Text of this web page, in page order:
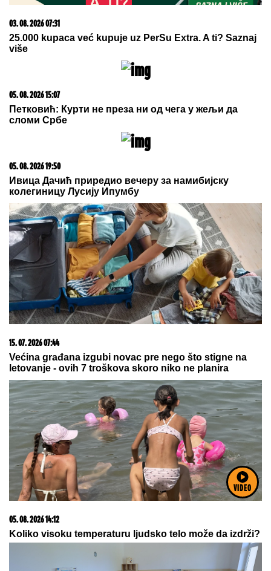
VIDEO
Каран: Пребиловци – симбол српског страдања и
20. 07. 2026 08:04
REGISTRUJ SE UZ PROMO KOD CASINO Preuzmi
1500 BESPLATNIH SPINOVA
03. 08. 2026 07:31
25.000 kupaca već kupuje uz PerSu Extra. A ti? Saznaj
više
05. 08. 2026 15:07
Петковић: Курти не преза ни од чега у жељи да